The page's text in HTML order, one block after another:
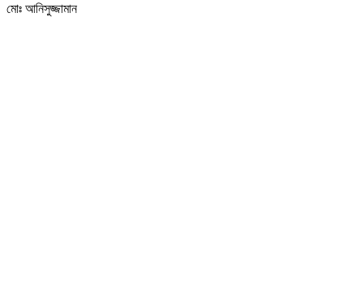
মোঃ আনিসুজ্জামান